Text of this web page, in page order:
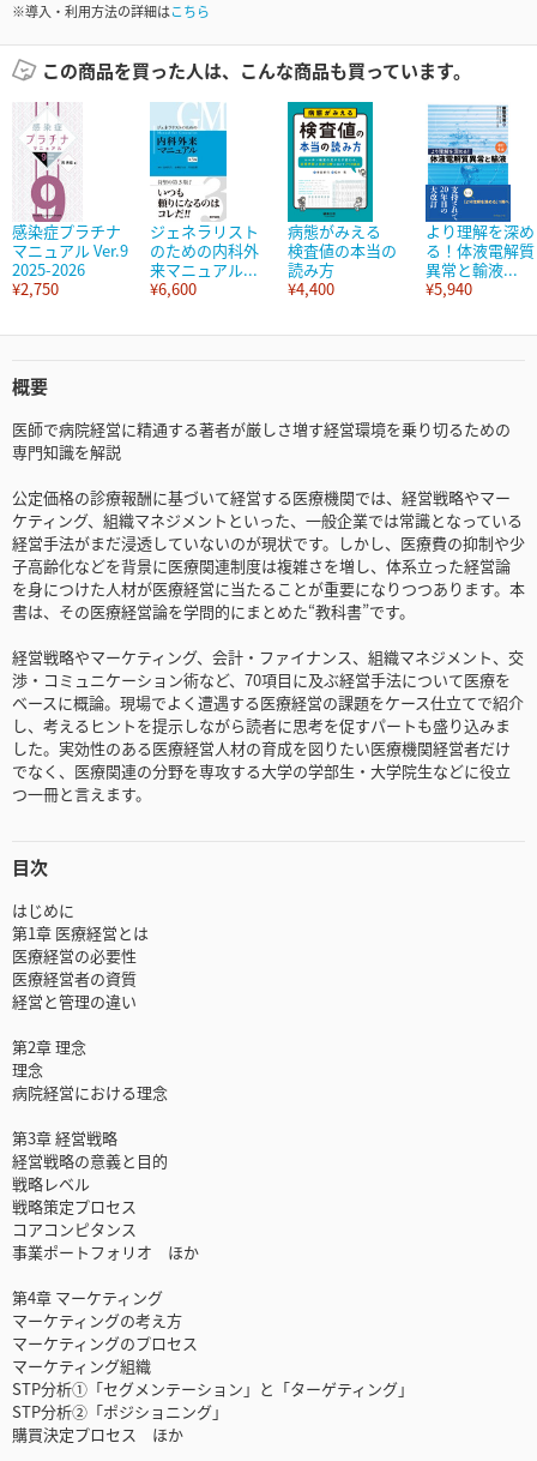
※導入・利用方法の詳細はこちら
この商品を買った人は、こんな商品も買っています。
感染症プラチナ
マニュアル Ver.9
2025-2026
¥2,750
ジェネラリスト
のための内科外
来マニュアル...
¥6,600
病態がみえる
検査値の本当の
読み方
¥4,400
より理解を深め
る！体液電解質
異常と輸液...
¥5,940
概要
医師で病院経営に精通する著者が厳しさ増す経営環境を乗り切るための
専門知識を解説
公定価格の診療報酬に基づいて経営する医療機関では、経営戦略やマー
ケティング、組織マネジメントといった、一般企業では常識となっている
経営手法がまだ浸透していないのが現状です。しかし、医療費の抑制や少
子高齢化などを背景に医療関連制度は複雑さを増し、体系立った経営論
を身につけた人材が医療経営に当たることが重要になりつつあります。本
書は、その医療経営論を学問的にまとめた“教科書”です。
経営戦略やマーケティング、会計・ファイナンス、組織マネジメント、交
渉・コミュニケーション術など、70項目に及ぶ経営手法について医療を
ベースに概論。現場でよく遭遇する医療経営の課題をケース仕立てで紹介
し、考えるヒントを提示しながら読者に思考を促すパートも盛り込みま
した。実効性のある医療経営人材の育成を図りたい医療機関経営者だけ
でなく、医療関連の分野を専攻する大学の学部生・大学院生などに役立
つ一冊と言えます。
目次
はじめに
第1章 医療経営とは
医療経営の必要性
医療経営者の資質
経営と管理の違い
第2章 理念
理念
病院経営における理念
第3章 経営戦略
経営戦略の意義と目的
戦略レベル
戦略策定プロセス
コアコンピタンス
事業ポートフォリオ ほか
第4章 マーケティング
マーケティングの考え方
マーケティングのプロセス
マーケティング組織
STP分析①「セグメンテーション」と「ターゲティング」
STP分析②「ポジショニング」
購買決定プロセス ほか